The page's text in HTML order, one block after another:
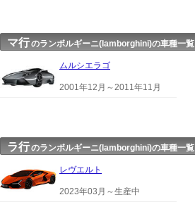
マ行のランボルギーニ(lamborghini)の車種一覧
ムルシエラゴ
2001年12月～2011年11月
ラ行のランボルギーニ(lamborghini)の車種一覧
レヴエルト
2023年03月～生産中